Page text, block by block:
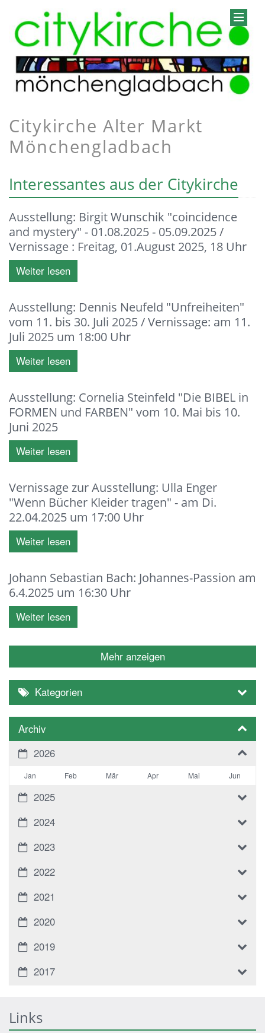
Citykirche Alter Markt
Mönchengladbach
Interessantes aus der Citykirche
Ausstellung: Birgit Wunschik "coincidence
and mystery" - 01.08.2025 - 05.09.2025 /
Vernissage : Freitag, 01.August 2025, 18 Uhr
Weiter lesen
Ausstellung: Dennis Neufeld "Unfreiheiten"
vom 11. bis 30. Juli 2025 / Vernissage: am 11.
Juli 2025 um 18:00 Uhr
Weiter lesen
Ausstellung: Cornelia Steinfeld "Die BIBEL in
FORMEN und FARBEN" vom 10. Mai bis 10.
Juni 2025
Weiter lesen
Vernissage zur Ausstellung: Ulla Enger
"Wenn Bücher Kleider tragen" - am Di.
22.04.2025 um 17:00 Uhr
Weiter lesen
Johann Sebastian Bach: Johannes-Passion am
6.4.2025 um 16:30 Uhr
Weiter lesen
Mehr anzeigen
Kategorien
Archiv
2026
Jan Feb Mär Apr Mai Jun
2025
2024
2023
2022
2021
2020
2019
2017
Links